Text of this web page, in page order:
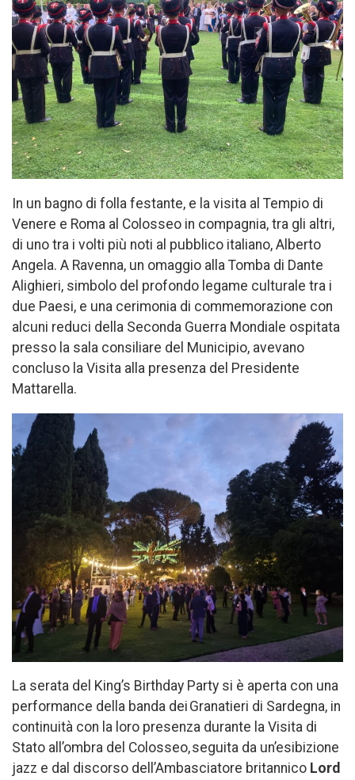
In un bagno di folla festante, e la visita al Tempio di
Venere e Roma al Colosseo in compagnia, tra gli altri,
di uno tra i volti più noti al pubblico italiano, Alberto
Angela. A Ravenna, un omaggio alla Tomba di Dante
Alighieri, simbolo del profondo legame culturale tra i
due Paesi, e una cerimonia di commemorazione con
alcuni reduci della Seconda Guerra Mondiale ospitata
presso la sala consiliare del Municipio, avevano
concluso la Visita alla presenza del Presidente
Mattarella.
La serata del King’s Birthday Party si è aperta con una
performance della banda dei Granatieri di Sardegna, in
continuità con la loro presenza durante la Visita di
Stato all’ombra del Colosseo, seguita da un’esibizione
jazz e dal discorso dell’Ambasciatore britannico Lord